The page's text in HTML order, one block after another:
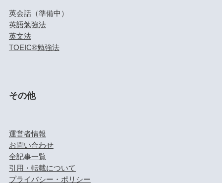
英会話（準備中）
英語勉強法
英文法
TOEIC®勉強法
その他
運営者情報
お問い合わせ
全記事一覧
引用・転載について
プライバシー・ポリシー